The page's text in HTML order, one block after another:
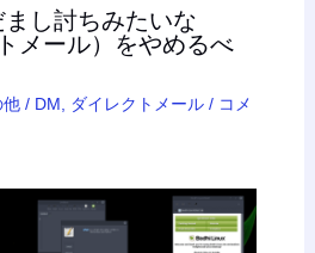
し討ちみたいな
メール）をやめるべ
他/ DM ダイレクトメール/ コメ